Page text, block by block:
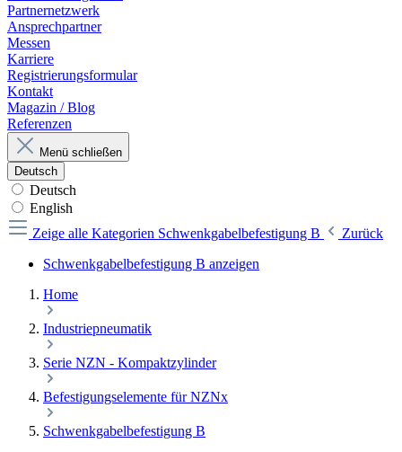
Partnernetzwerk
Ansprechpartner
Messen
Karriere
Registrierungsformular
Kontakt
Magazin / Blog
Referenzen
Menü schließen
Deutsch
Deutsch
English
Zeige alle Kategorien Schwenkgabelbefestigung B
Zurück
Schwenkgabelbefestigung B anzeigen
Home
Industriepneumatik
Serie NZN - Kompaktzylinder
Befestigungselemente für NZNx
Schwenkgabelbefestigung B